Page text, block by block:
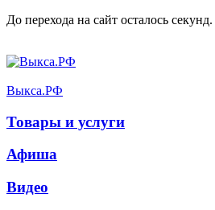
До перехода на сайт осталось секунд.
Выкса.РФ
Товары и услуги
Афиша
Видео